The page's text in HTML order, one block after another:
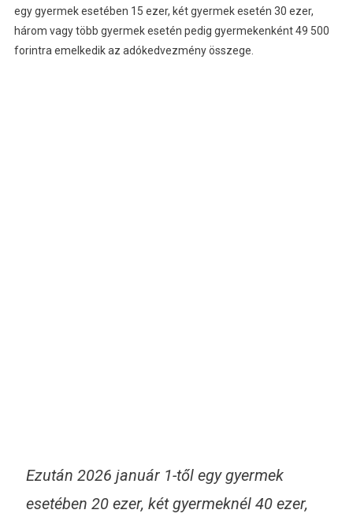
egy gyermek esetében 15 ezer, két gyermek esetén 30 ezer,
három vagy több gyermek esetén pedig gyermekenként 49 500
forintra emelkedik az adókedvezmény összege.
Ezután 2026 január 1-től egy gyermek
esetében 20 ezer, két gyermeknél 40 ezer,